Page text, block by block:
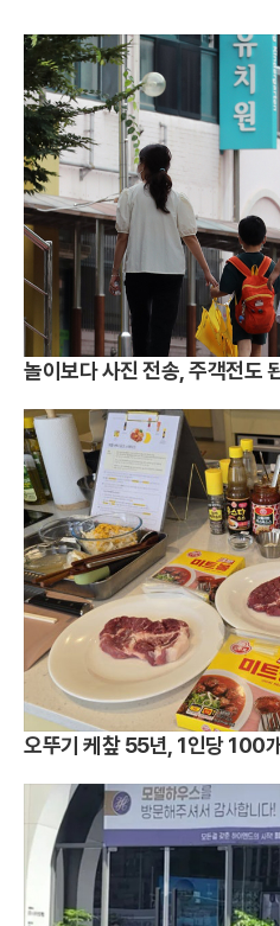
놀이보다 사진 전송, 주객전도
오뚜기 케챂 55년, 1인당 100